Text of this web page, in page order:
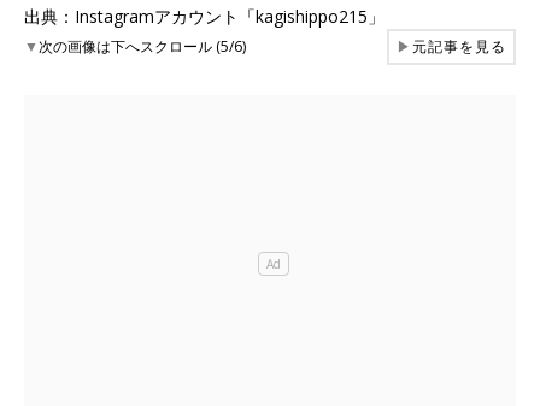
出典：Instagramアカウント「kagishippo215」
▼次の画像は下へスクロール (5/6) ▶元記事を見る